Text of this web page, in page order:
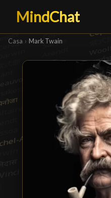
MindChat
Casa › Mark Twain